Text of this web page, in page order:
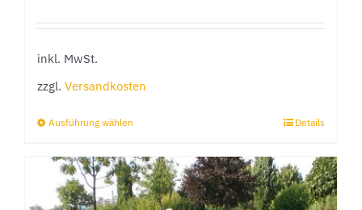
inkl. MwSt.
zzgl. Versandkosten
Ausführung wählen
weist
mehrere
Details